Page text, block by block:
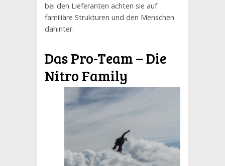
bei den Lieferanten achten sie auf
familiäre Strukturen und den Menschen
dahinter.
Das Pro-Team – Die
Nitro Family